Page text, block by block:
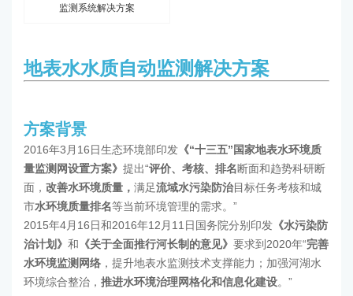
监测系统解决方案
地表水水质自动监测解决方案
方案背景
2016年3月16日生态环境部印发 《“十三五”国家地表水环境质
量监测网设置方案》 提出“评价、考核、排名断面和趋势科研断
面， 改善水环境质量， 满足流域水污染防治目标任务考核和城
市水环境质量排名等当前环境管理的需求。”
2015年4月16日和2016年12月11日国务院分别印发 《水污染防
治计划》 和 《关于全面推行河长制的意见》 要求到2020年“完善
水环境监测网络 ，提升地表水监测技术支撑能力；加强河湖水
环境综合整治， 推进水环境治理网格化和信息化建设。”